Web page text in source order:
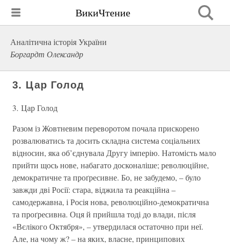
ВикиЧтение
Аналітична історія України
Боргардт Олександр
3. Цар Голод
3. Цар Голод
Разом із Жовтневим переворотом почала прискорено
розвалюватись та досить складна система соціальних
відносин, яка об’єднувала Другу імперію. Натомість мало
прийти щось нове, набагато досконаліше; революційне,
демократичне та проґресивне. Бо, не забудемо, – було
завжди дві Росії: стара, віджила та реакційна –
самодержавна, і Росія нова, революційно-демократична
та проґресивна. Оця й прийшла тоді до влади, після
«Вєлікого Октября», – утвердилася остаточно при неї.
Але, на чому ж? – на яких, власне, принципових